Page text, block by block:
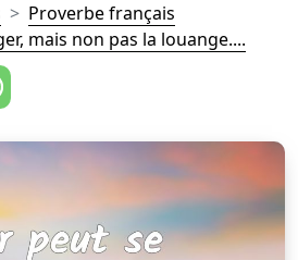
Proverbe français
mais non pas la louange....